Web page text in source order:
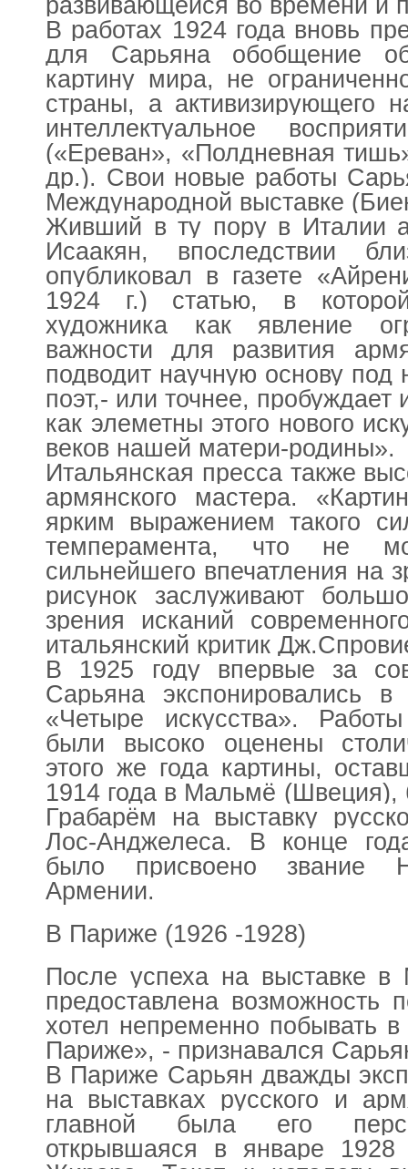
развивающейся во времени и
В работах 1924 года вновь
для Сарьяна обобщение
картину мира, не
страны, а активизирующего
интеллектуальное
(«Ереван», «Полдневная
др.). Свои новые работы
Международной выставке
Живший в ту пору в Италии
Исаакян, впоследствии
опубликовал в газете
1924 г.) статью, в
художника как явление
важности для развития
подводит научную основу
поэт,- или точнее, пробуждает
как элеметны этого нового
веков нашей матери-родины».
Итальянская пресса также
армянского мастера.
ярким выражением такого
темперамента, что не
сильнейшего впечатления на
рисунок заслуживают
зрения исканий
итальянский критик
В 1925 году впервые за
Сарьяна экспонировались
«Четыре искусства».
были высоко оценены
этого же года картины,
1914 года в Мальмё
Грабарём на выставку
Лос-Анджелеса. В конце
было присвоено звание
Армении.
В Париже (1926 -1928)
После успеха на выставке
предоставлена возможность
хотел непременно побывать
Париже», - признавался
В Париже Сарьян дважды
на выставках русского и
главной была его
открывшаяся в январе